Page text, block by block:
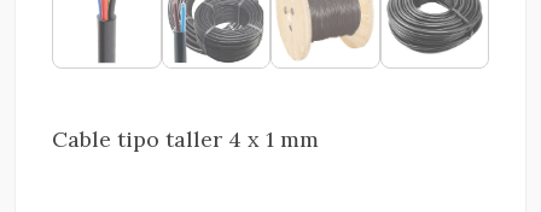
Cable tipo taller 4 x 1 mm